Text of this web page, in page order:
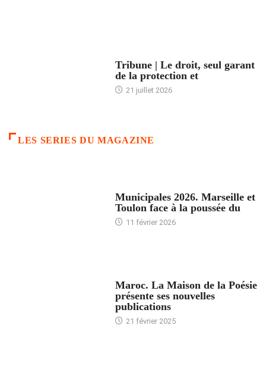
Tribune | Le droit, seul garant
de la protection et
21 juillet 2026
LES SERIES DU MAGAZINE
Municipales 2026. Marseille et
Toulon face à la poussée du
11 février 2026
Maroc. La Maison de la Poésie
présente ses nouvelles
publications
21 février 2025